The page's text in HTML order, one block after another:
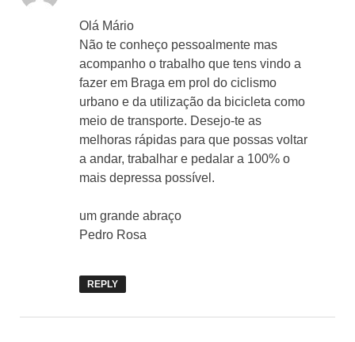
Olá Mário
Não te conheço pessoalmente mas
acompanho o trabalho que tens vindo a
fazer em Braga em prol do ciclismo
urbano e da utilização da bicicleta como
meio de transporte. Desejo-te as
melhoras rápidas para que possas voltar
a andar, trabalhar e pedalar a 100% o
mais depressa possível.
um grande abraço
Pedro Rosa
REPLY